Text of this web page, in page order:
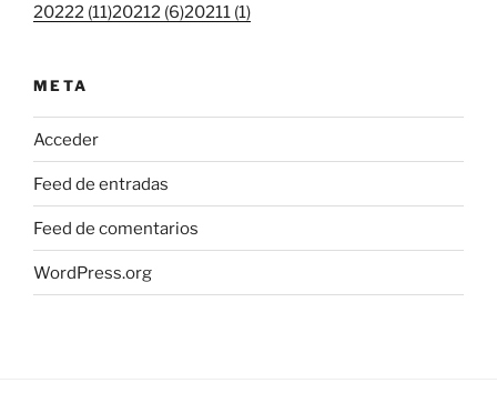
20222 (11)20212 (6)20211 (1)
META
Acceder
Feed de entradas
Feed de comentarios
WordPress.org